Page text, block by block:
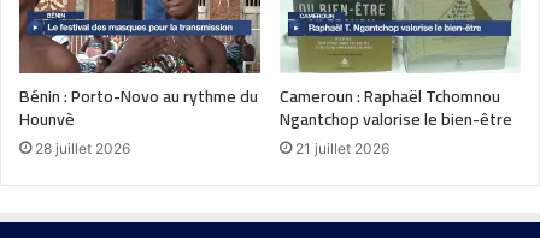
Bénin : Porto-Novo au rythme du
Hounvè
28 juillet 2026
Cameroun : Raphaël Tchomnou
Ngantchop valorise le bien-être
21 juillet 2026